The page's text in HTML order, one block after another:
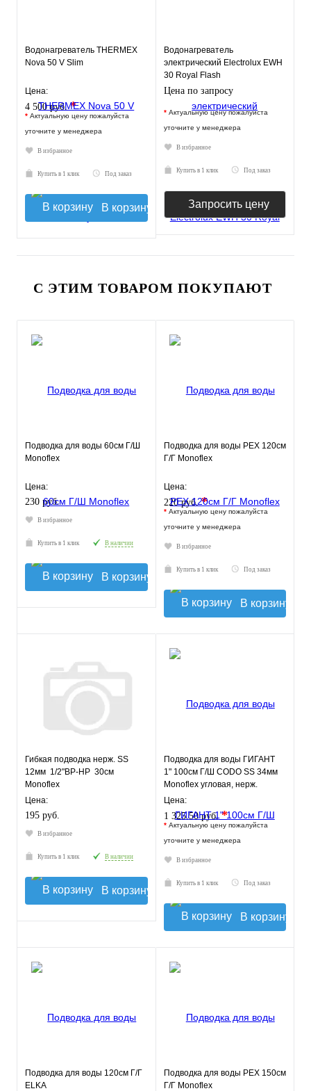
Водонагреватель THERMEX
Nova 50 V Slim
Цена:
4 500 руб.*
* Актуальную цену пожалуйста
уточните у менеджера
В избранное
Купить в 1 клик Под заказ
В корзину
Водонагреватель
электрический Electrolux EWH
30 Royal Flash
Цена по запросу
* Актуальную цену пожалуйста
уточните у менеджера
В избранное
Купить в 1 клик Под заказ
Запросить цену
С ЭТИМ ТОВАРОМ ПОКУПАЮТ
Подводка для воды 60см Г/Ш
Monoflex
Цена:
230 руб.
В избранное
Купить в 1 клик В наличии
В корзину
Подводка для воды РЕХ 120см
Г/Г Monoflex
Цена:
220 руб.*
* Актуальную цену пожалуйста
уточните у менеджера
В избранное
Купить в 1 клик Под заказ
В корзину
Гибкая подводка нерж. SS
12мм 1/2"ВР-НР 30см
Monoflex
Цена:
195 руб.
В избранное
Купить в 1 клик В наличии
В корзину
Подводка для воды ГИГАНТ
1" 100см Г/Ш CODO SS 34мм
Monoflex угловая, нерж.
оплетка
Цена:
1 325.50 руб.*
* Актуальную цену пожалуйста
уточните у менеджера
В избранное
Купить в 1 клик Под заказ
В корзину
Подводка для воды 120см Г/Г
ELKA
Подводка для воды РЕХ 150см
Г/Г Monoflex